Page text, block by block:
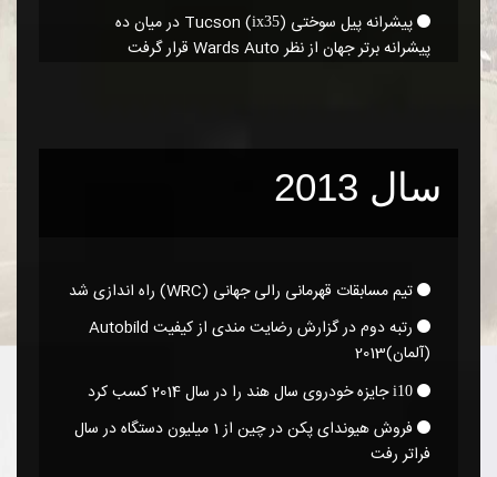
پیشرانه پیل سوختی Tucson (
ix35
)‎ در میان ده
پیشرانه برتر جهان از نظر Wards Auto قرار گرفت
سال 2013
تیم مسابقات قهرمانی رالی جهانی ‎(WRC)‎ راه اندازی شد
رتبه دوم در گزارش رضایت مندی از کیفیت Autobild
(آلمان)‎ 2013
i10جایزه خودروی سال هند را در سال 2014 کسب کرد
فروش هیوندای پکن در چین از 1 میلیون دستگاه در سال
فراتر رفت